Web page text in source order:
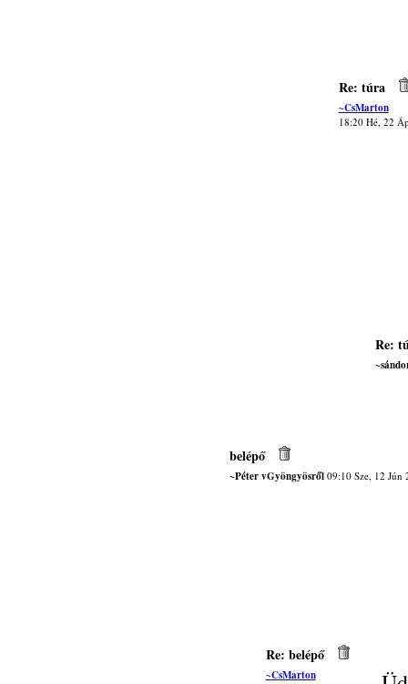
Re: túra
~CsMarton
18:20 Hé, 22
Re:
belépő
~Péter vGyöngyösről09:10 Sze, 12 Jún
Re: belépő
~CsMarton